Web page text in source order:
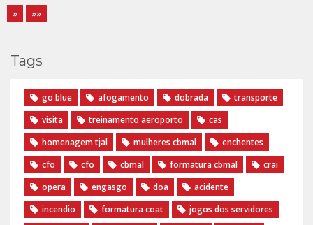
»
»»
Tags
go blue afogamento dobrada
transporte
visita
treinamento aeroporto
cas
homenagem tjal
mulheres cbmal
enchentes
cfo
cfo cbmal formatura cbmal
crai
opera
engasgo doa
acidente
incendio
formatura coat
jogos dos servidores